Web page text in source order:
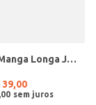
Camiseta Manga Longa Juvenil Para Menino- BORDO
39,00
00